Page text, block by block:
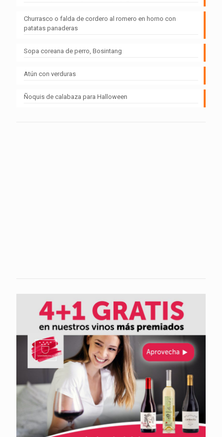
Churrasco o falda de cordero al romero en horno con
patatas panaderas
Sopa coreana de perro, Bosintang
Atún con verduras
Ñoquis de calabaza para Halloween